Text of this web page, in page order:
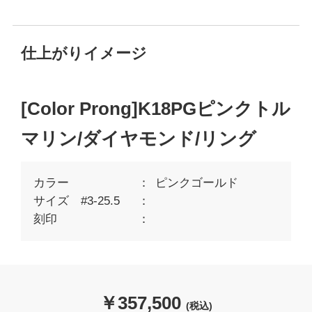
仕上がりイメージ
[Color Prong]K18PGピンクトル
マリン/ダイヤモンド/リング
カラー
ピンクゴールド
サイズ #3-25.5
刻印
￥357,500 (税込)